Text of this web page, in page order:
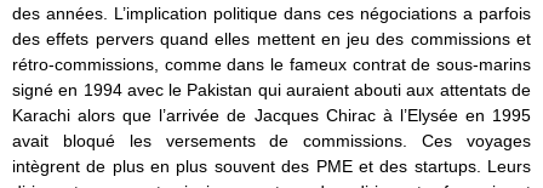
des années. L’implication politique dans ces négociations a parfois
des effets pervers quand elles mettent en jeu des commissions et
rétro-commissions, comme dans le fameux contrat de sous-marins
signé en 1994 avec le Pakistan qui auraient abouti aux attentats de
Karachi alors que l’arrivée de Jacques Chirac à l’Elysée en 1995
avait bloqué les versements de commissions. Ces voyages
intègrent de plus en plus souvent des PME et des startups. Leurs